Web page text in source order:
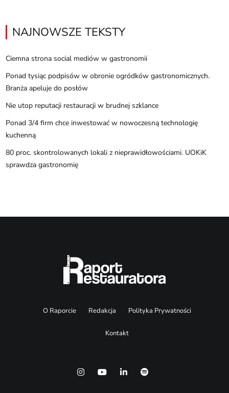
NAJNOWSZE TEKSTY
Ciemna strona social mediów w gastronomii
Ponad tysiąc podpisów w obronie ogródków gastronomicznych.
Branża apeluje do posłów
Nie utop reputacji restauracji w brudnej szklance
Ponad 3/4 firm chce inwestować w nowoczesną technologię
kuchenną
80 proc. skontrolowanych lokali z nieprawidłowościami. UOKiK
sprawdza gastronomię
O Raporcie Redakcja Polityka Prywatności
Kontakt